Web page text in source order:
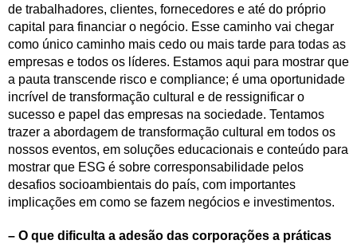
de trabalhadores, clientes, fornecedores e até do próprio
capital para financiar o negócio. Esse caminho vai chegar
como único caminho mais cedo ou mais tarde para todas as
empresas e todos os líderes. Estamos aqui para mostrar que
a pauta transcende risco e compliance; é uma oportunidade
incrível de transformação cultural e de ressignificar o
sucesso e papel das empresas na sociedade. Tentamos
trazer a abordagem de transformação cultural em todos os
nossos eventos, em soluções educacionais e conteúdo para
mostrar que ESG é sobre corresponsabilidade pelos
desafios socioambientais do país, com importantes
implicações em como se fazem negócios e investimentos.
– O que dificulta a adesão das corporações a práticas